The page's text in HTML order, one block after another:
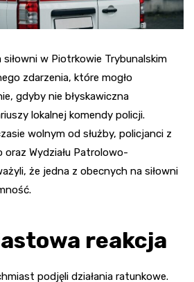
siłowni w Piotrkowie Trybunalskim
zdarzenia, które mogło
gdyby nie błyskawiczna
lokalnej komendy policji.
wolnym od służby, policjanci z
oraz Wydziału Patrolowo-
że jedna z obecnych na siłowni
reakcja
podjęli działania ratunkowe.